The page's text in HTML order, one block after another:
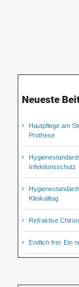
Neueste
Hautpflege am
Prothese
Infektionsschutz
Klinikalltag
Refraktive
Endlich frei: Ein